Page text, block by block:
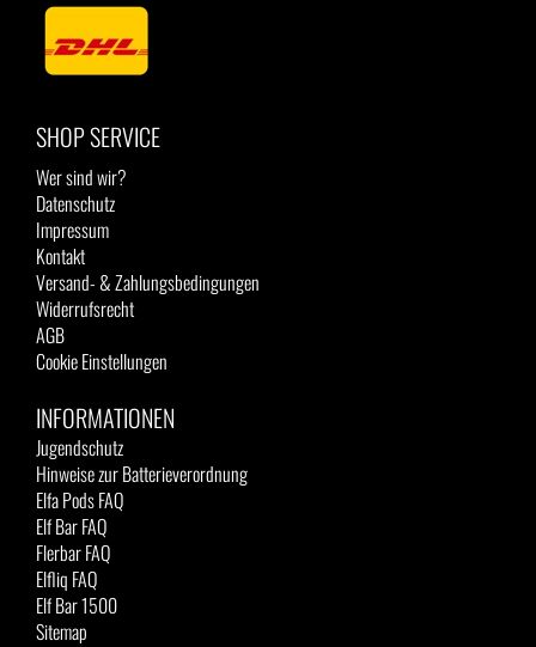
SHOP SERVICE
Wer sind wir?
Datenschutz
Impressum
Kontakt
Versand- & Zahlungsbedingungen
Widerrufsrecht
AGB
Cookie Einstellungen
INFORMATIONEN
Jugendschutz
Hinweise zur Batterieverordnung
Elfa Pods FAQ
Elf Bar FAQ
Flerbar FAQ
Elfliq FAQ
Elf Bar 1500
Sitemap